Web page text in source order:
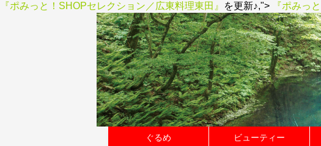
『ポみっと！SHOPセレクション／広東料理東田』 を更新♪,"> 『ポみっ
ぐるめ ビューティー